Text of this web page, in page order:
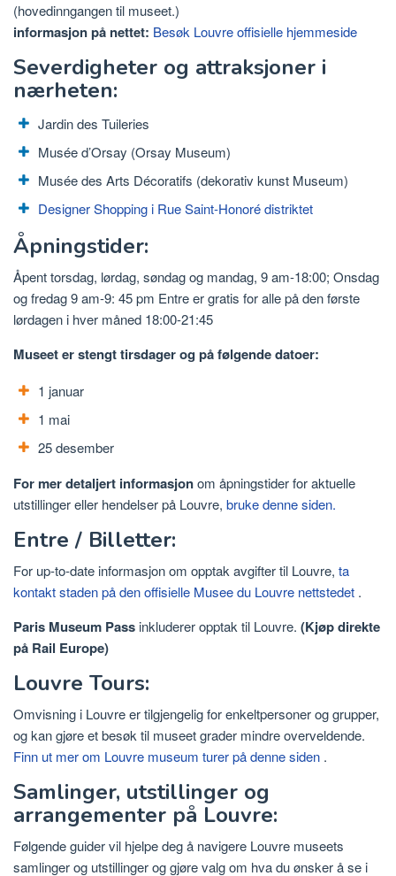
(hovedinngangen til museet.)
informasjon på nettet: Besøk Louvre offisielle hjemmeside
Severdigheter og attraksjoner i
nærheten:
Jardin des Tuileries
Musée d’Orsay (Orsay Museum)
Musée des Arts Décoratifs (dekorativ kunst Museum)
Designer Shopping i Rue Saint-Honoré distriktet
Åpningstider:
Åpent torsdag, lørdag, søndag og mandag, 9 am-18:00; Onsdag
og fredag ​​9 am-9: 45 pm Entre er gratis for alle på den første
lørdagen i hver måned 18:00-21:45
Museet er stengt tirsdager og på følgende datoer:
1 januar
1 mai
25 desember
For mer detaljert informasjonom åpningstider for aktuelle
utstillinger eller hendelser på Louvre, bruke denne siden.
Entre / Billetter:
For up-to-date informasjon om opptak avgifter til Louvre, ta
kontakt staden på den offisielle Musee du Louvre nettstedet .
Paris Museum Pass inkluderer opptak til Louvre. (Kjøp direkte
på Rail Europe)
Louvre Tours:
Omvisning i Louvre er tilgjengelig for enkeltpersoner og grupper,
og kan gjøre et besøk til museet grader mindre overveldende.
Finn ut mer om Louvre museum turer på denne siden .
Samlinger, utstillinger og
arrangementer på Louvre:
Følgende guider vil hjelpe deg å navigere Louvre museets
samlinger og utstillinger og gjøre valg om hva du ønsker å se i